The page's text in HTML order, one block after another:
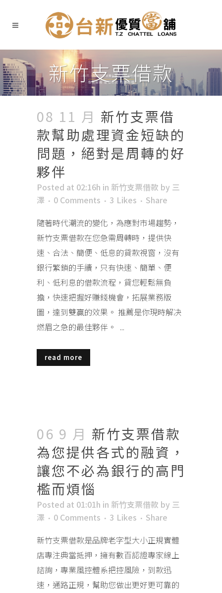
新竹支票借款
08 11 月 新竹支票借
款幫助處理資金短缺的
問題，絕對是周轉的好
夥伴
Posted at 02:16h in 新竹支票借款 by 三
澤
0 Comments 3 Likes
Share
隨著時代潮流的變化，為應對市場趨勢，
新竹支票借款在您急需周轉時，提供快
速、合法、簡便、低息的貸款視窗，沒有
銀行繁鎖的手續，只有快速、簡單、便
利、低利息的借款流程，貸您輕鬆無負
擔，快速把握好賺錢機會，拓展業務版
圖，達到雙贏的效果。 推薦是你現時解决
燃眉之急的最佳夥伴。 ...
read more
06 9 月 新竹支票借款
為您提供各式的融資，
讓您不必為銀行的高門
檻而煩惱
Posted at 01:01h in 新竹支票借款 by 三
澤
0 Comments 3 Likes
Share
新竹支票借款是品牌老字型大小正規實體
店專注典當抵押，擁有數百認證專家線上
諮詢，專業風控體系把控風險，到款迅
速，通路正規，幫助您做出更好更可靠的